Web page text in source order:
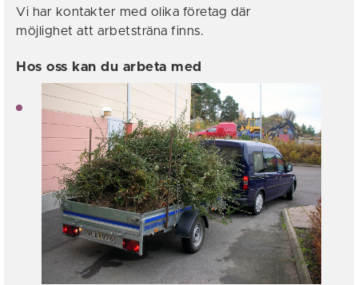
Vi har kontakter med olika företag där
möjlighet att arbetsträna finns.
Hos oss kan du arbeta med